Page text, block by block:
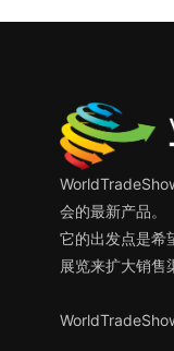
会的最新产品。
它的出发点是希
展览来扩大销售